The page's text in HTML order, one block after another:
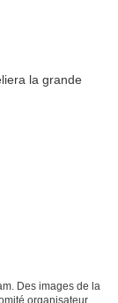
Des images de la
organisateur